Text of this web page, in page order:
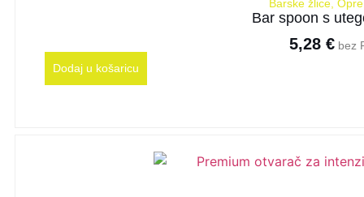
Barske žlice,
Bar spoon s
5,28 €bez
Dodaj u košaricu